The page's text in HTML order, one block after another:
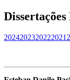
2024202320222021